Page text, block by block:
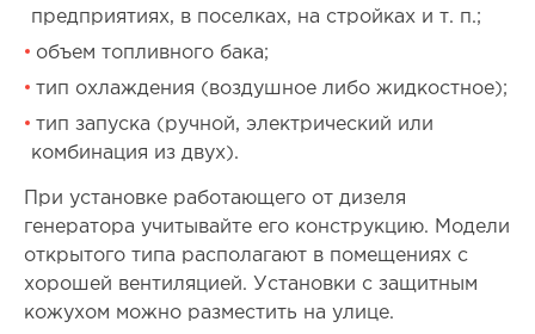
предприятиях, в поселках, на стройках и т. п.;
объем топливного бака;
тип охлаждения (воздушное либо жидкостное);
тип запуска (ручной, электрический или
комбинация из двух).
При установке работающего от дизеля
генератора учитывайте его конструкцию. Модели
открытого типа располагают в помещениях с
хорошей вентиляцией. Установки с защитным
кожухом можно разместить на улице.